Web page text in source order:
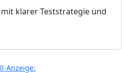
klarer Teststrategie und